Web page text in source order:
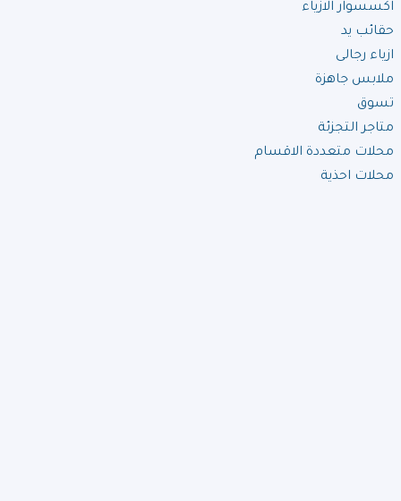
اكسسوار الازياء
حقائب يد
ازياء رجالى
ملابس جاهزة
تسوق
متاجر التجزئة
محلات متعددة الاقسام
محلات احذية